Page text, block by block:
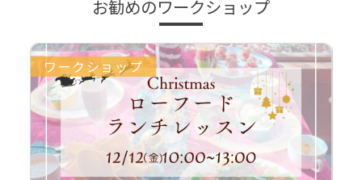
お勧めのワークショップ
ワークショップ